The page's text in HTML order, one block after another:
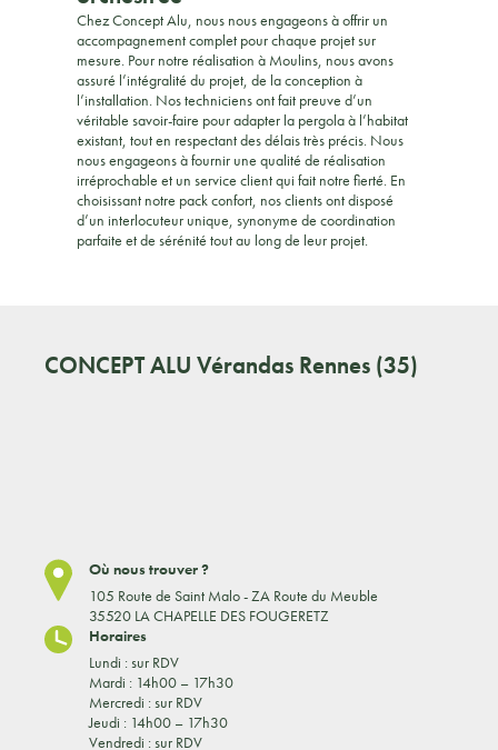
Chez Concept Alu, nous nous engageons à offrir un
accompagnement complet pour chaque projet sur
mesure. Pour notre réalisation à Moulins, nous avons
assuré l’intégralité du projet, de la conception à
l’installation. Nos techniciens ont fait preuve d’un
véritable savoir-faire pour adapter la pergola à l’habitat
existant, tout en respectant des délais très précis. Nous
nous engageons à fournir une qualité de réalisation
irréprochable et un service client qui fait notre fierté. En
choisissant notre pack confort, nos clients ont disposé
d’un interlocuteur unique, synonyme de coordination
parfaite et de sérénité tout au long de leur projet.
CONCEPT ALU Vérandas Rennes (35)
Où nous trouver ?
105 Route de Saint Malo - ZA Route du Meuble
35520 LA CHAPELLE DES FOUGERETZ
Horaires
Lundi : sur RDV
Mardi : 14h00 – 17h30
Mercredi : sur RDV
Jeudi : 14h00 – 17h30
Vendredi : sur RDV